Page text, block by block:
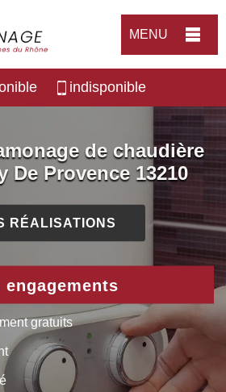
MENU
indisponible
de chaudière
De Provence 13210
RÉALISATIONS
engagements
gratuits